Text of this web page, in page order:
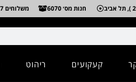
חנות מס׳ 6070 משלוחים 3-7 ימי עסקים זמן משוער בלבד
קעקועים ריהוט